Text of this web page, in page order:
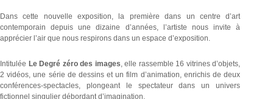
Dans cette nouvelle exposition, la première dans un centre d’art
contemporain depuis une dizaine d’années, l’artiste nous invite à
apprécier l’air que nous respirons dans un espace d’exposition.
Intitulée Le Degré zéro des images , elle rassemble 16 vitrines d’objets,
2 vidéos, une série de dessins et un film d’animation, enrichis de deux
conférences-spectacles, plongeant le spectateur dans un univers
fictionnel singulier débordant d’imagination.